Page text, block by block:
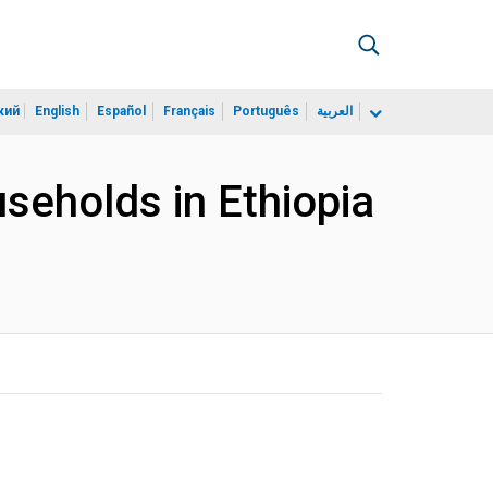
English Español Français Português العربية
in Ethiopia